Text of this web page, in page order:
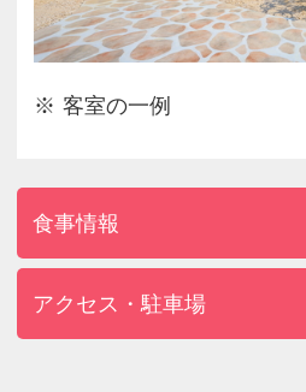
客室の一例
食事情報
アクセス・駐車場